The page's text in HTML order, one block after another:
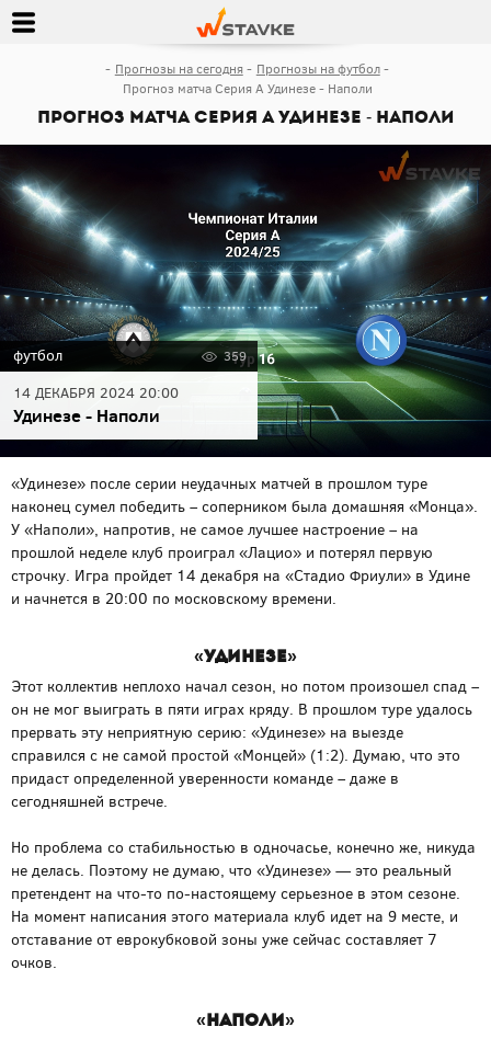
Прогнозы на сегодня
Прогнозы на футбол
Прогноз матча Серия А Удинезе - Наполи
Прогноз матча Серия А Удинезе - Наполи
футбол 359
14 ДЕКАБРЯ 2024 20:00
Удинезе - Наполи
«Удинезе» после серии неудачных матчей в прошлом туре
наконец сумел победить – соперником была домашняя «Монца».
У «Наполи», напротив, не самое лучшее настроение – на
прошлой неделе клуб проиграл «Лацио» и потерял первую
строчку. Игра пройдет 14 декабря на «Стадио Фриули» в Удине
и начнется в 20:00 по московскому времени.
«Удинезе»
Этот коллектив неплохо начал сезон, но потом произошел спад –
он не мог выиграть в пяти играх кряду. В прошлом туре удалось
прервать эту неприятную серию: «Удинезе» на выезде
справился с не самой простой «Монцей» (1:2). Думаю, что это
придаст определенной уверенности команде – даже в
сегодняшней встрече.
Но проблема со стабильностью в одночасье, конечно же, никуда
не делась. Поэтому не думаю, что «Удинезе» — это реальный
претендент на что-то по-настоящему серьезное в этом сезоне.
На момент написания этого материала клуб идет на 9 месте, и
отставание от еврокубковой зоны уже сейчас составляет 7
очков.
«Наполи»